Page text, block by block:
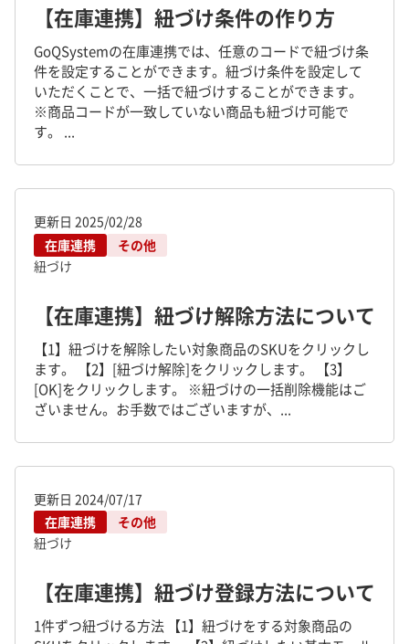
【在庫連携】紐づけ条件の作り方
GoQSystemの在庫連携では、任意のコードで紐づけ条
件を設定することができます。紐づけ条件を設定して
いただくことで、一括で紐づけすることができます。
※商品コードが一致していない商品も紐づけ可能で
す。 ...
更新日 2025/02/28
在庫連携
その他
紐づけ
【在庫連携】紐づけ解除方法について
【1】紐づけを解除したい対象商品のSKUをクリックし
ます。 【2】[紐づけ解除]をクリックします。 【3】
[OK]をクリックします。 ※紐づけの一括削除機能はご
ざいません。お手数ではございますが、...
更新日 2024/07/17
在庫連携
その他
紐づけ
【在庫連携】紐づけ登録方法について
1件ずつ紐づける方法 【1】紐づけをする対象商品の